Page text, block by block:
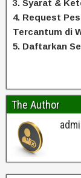
3. Syarat &
4. Request
Tercantum di
5. Daftarkan
The Author